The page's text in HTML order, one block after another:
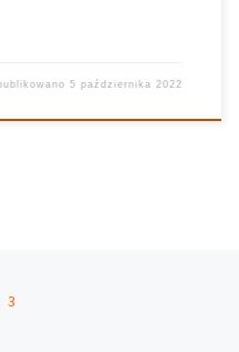
5 października 2022
3